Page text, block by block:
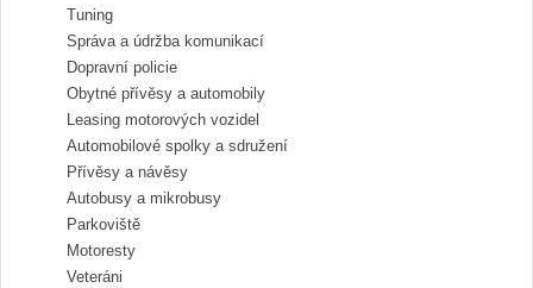
Tuning
Správa a údržba komunikací
Dopravní policie
Obytné přívěsy a automobily
Leasing motorových vozidel
Automobilové spolky a sdružení
Přívěsy a návěsy
Autobusy a mikrobusy
Parkoviště
Motoresty
Veteráni